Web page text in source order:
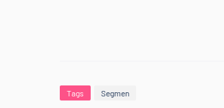
Tags Segmen